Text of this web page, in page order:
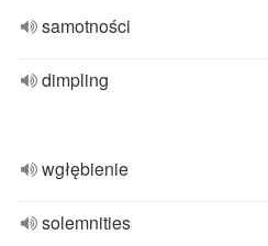
samotności
dimpling
wgłębienie
solemnities